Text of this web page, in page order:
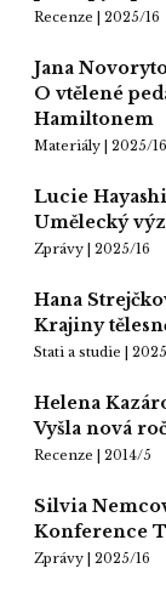
Recenze | 2025/16
Jana
O vtělené
Hamiltonem
Materiály | 2025/16
Lucie
Umělecký
Zprávy | 2025/16
Hana
Krajiny
Stati a studie |
Helena
Vyšla nová
Recenze | 2014/5
Silvia
Konference
Zprávy | 2025/16